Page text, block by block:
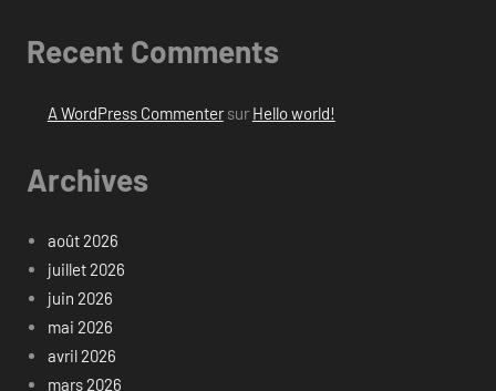
Recent Comments
A WordPress Commentersur Hello world!
Archives
août 2026
juillet 2026
juin 2026
mai 2026
avril 2026
mars 2026